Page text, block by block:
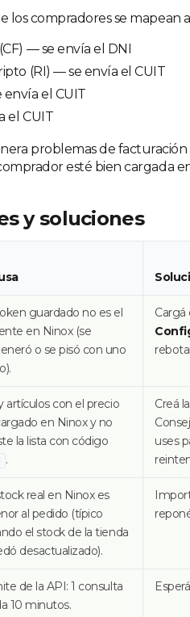
los compradores se mapean
— se envía el DNI
(RI) — se envía el CUIT
el CUIT
el CUIT
problemas de facturación
esté bien cargada
y soluciones
guardado no es el
en Ninox (se
o se pisó con uno
artículos con el precio
en Ninox y no
la lista con código
.
Creá
uses
real en Ninox es
al pedido (típico
el stock de la tienda
desactualizado).
de la API: 1 consulta
10 minutos.